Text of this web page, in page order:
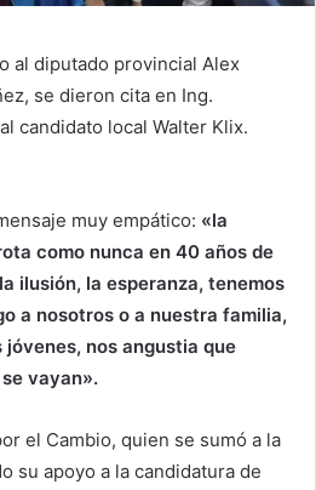
al diputado provincial Alex
se dieron cita en Ing.
candidato local Walter Klix.
muy empático: «la
como nunca en 40 años de
ilusión, la esperanza, tenemos
a nosotros o a nuestra familia,
nos angustia que
vayan».
el Cambio, quien se sumó a la
su apoyo a la candidatura de